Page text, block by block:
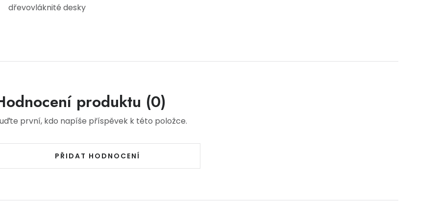
dřevovláknité desky
produktu (0)
první, kdo napíše příspěvek k této položce.
PŘIDAT HODNOCENÍ